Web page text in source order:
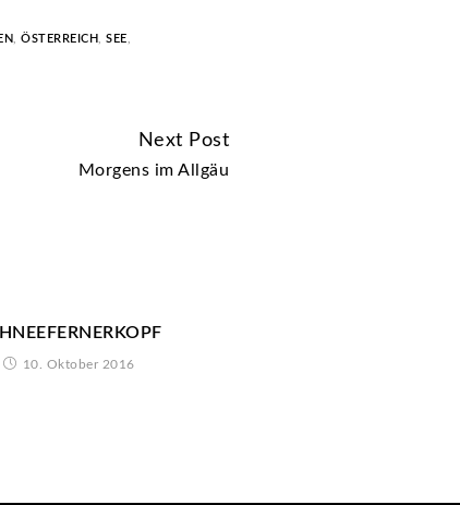
ÖSTERREICH SEE
Next Post
Morgens im Allgäu
10. Oktober 2016